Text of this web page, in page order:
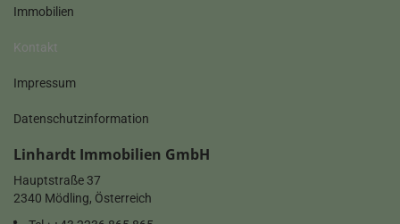
Immobilien
Kontakt
Impressum
Datenschutzinformation
Linhardt Immobilien GmbH
Hauptstraße 37
2340 Mödling, Österreich